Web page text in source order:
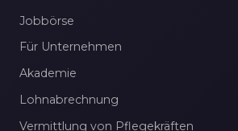
Jobbörse
Für Unternehmen
Akademie
Lohnabrechnung
Vermittlung von Pflegekräften